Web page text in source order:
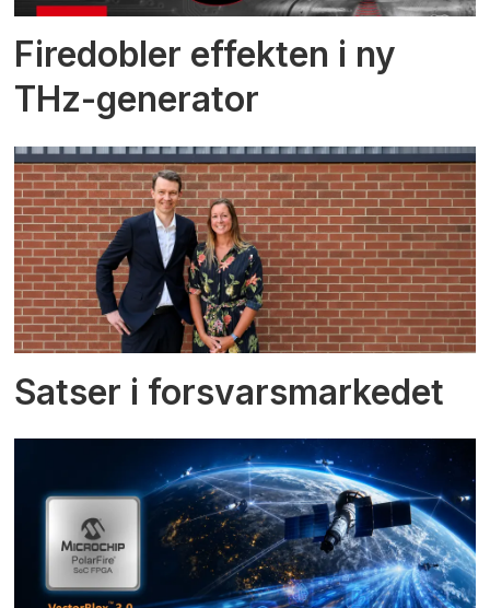
Firedobler effekten i ny
THz-generator
Satser i forsvarsmarkedet